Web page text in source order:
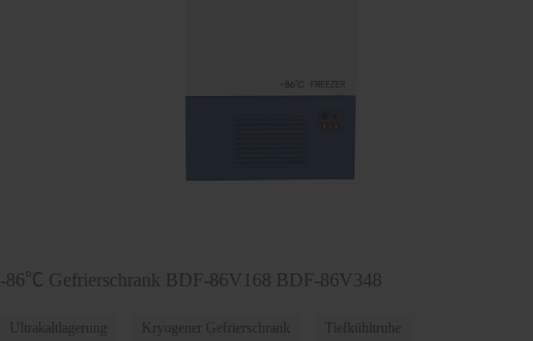
-86℃ Gefrierschrank BDF-86V168 BDF-86V348
Ultrakaltlagerung Kryogener Gefrierschrank Tiefkühltruhe